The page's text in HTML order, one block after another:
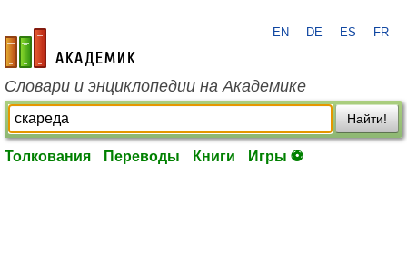
academic.ru
EN DE ES FR
Словари и энциклопедии на Академике
Найти!
Толкования Переводы Книги Игры ⚽